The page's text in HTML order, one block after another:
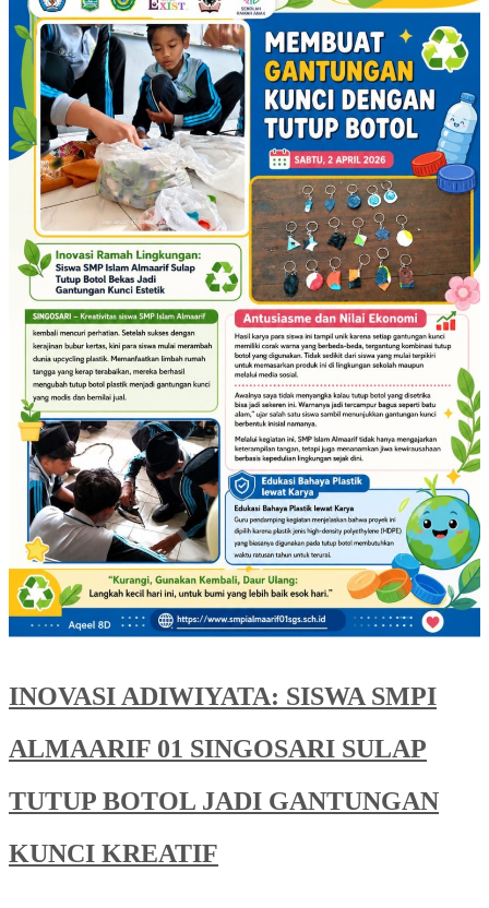
INOVASI ADIWIYATA: SISWA SMPI
ALMAARIF 01 SINGOSARI SULAP
TUTUP BOTOL JADI GANTUNGAN
KUNCI KREATIF